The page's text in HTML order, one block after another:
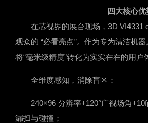
四大核心
在芯视界的展台现场，3D VI4331
观众的 “必看亮点”。作为专为清洁机
将“毫米级精度”转化为实实在在的用户
全维度感知，消除盲区：
240×96 分辨率+120°广视场角
漏扫与碰撞；